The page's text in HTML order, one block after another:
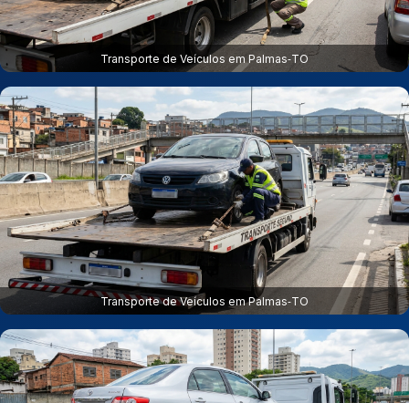
Transporte de Veículos em Palmas‑TO
Transporte de Veículos em Palmas‑TO